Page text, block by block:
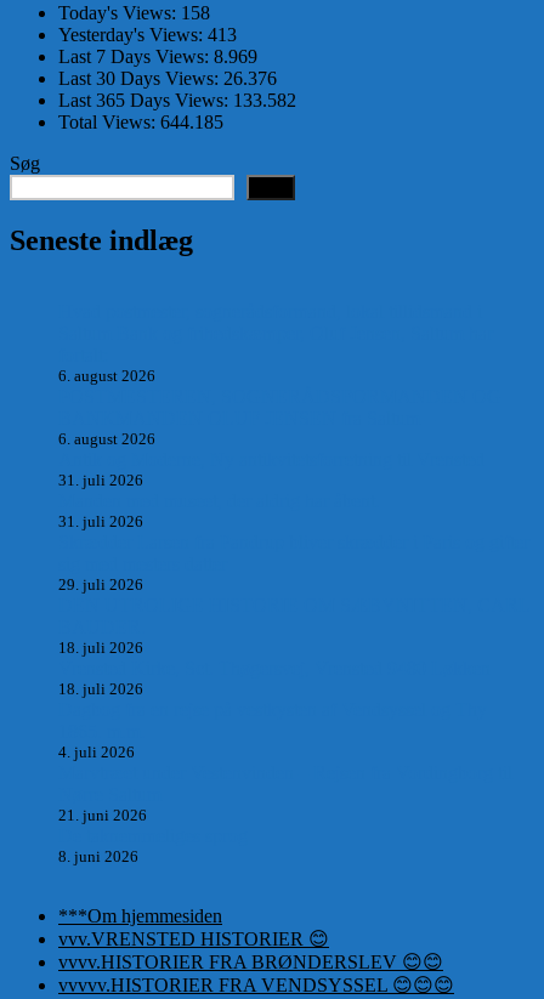
Today's Views: 158
Yesterday's Views: 413
Last 7 Days Views: 8.969
Last 30 Days Views: 26.376
Last 365 Days Views: 133.582
Total Views: 644.185
Søg
Seneste indlæg
6. august 2026
6. august 2026
31. juli 2026
31. juli 2026
29. juli 2026
18. juli 2026
18. juli 2026
4. juli 2026
21. juni 2026
8. juni 2026
***Om hjemmesiden
vvv.VRENSTED HISTORIER 😊
vvvv.HISTORIER FRA BRØNDERSLEV 😊😊
vvvvv.HISTORIER FRA VENDSYSSEL 😊😊😊